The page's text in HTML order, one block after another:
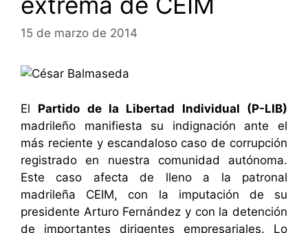
15 de marzo de 2014
El Partido de la Libertad Individual (P-LIB)
madrileño manifiesta su indignación ante el
más reciente y escandaloso caso de corrupción
registrado en nuestra comunidad autónoma.
Este caso afecta de lleno a la patronal
madrileña CEIM, con la imputación de su
presidente Arturo Fernández y con la detención
de importantes dirigentes empresariales. Lo